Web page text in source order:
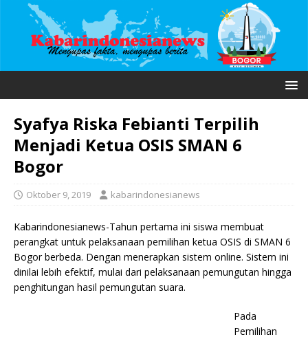
Syafya Riska Febianti Terpilih
Menjadi Ketua OSIS SMAN 6
Bogor
Oktober 9, 2019 kabarindonesianews
Kabarindonesianews-Tahun pertama ini siswa membuat
perangkat untuk pelaksanaan pemilihan ketua OSIS di SMAN 6
Bogor berbeda. Dengan menerapkan sistem online. Sistem ini
dinilai lebih efektif, mulai dari pelaksanaan pemungutan hingga
penghitungan hasil pemungutan suara.
Pada
Pemilihan